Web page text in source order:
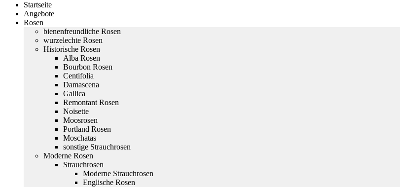
Startseite
Angebote
Rosen
bienenfreundliche Rosen
wurzelechte Rosen
Historische Rosen
Alba Rosen
Bourbon Rosen
Centifolia
Damascena
Gallica
Remontant Rosen
Noisette
Moosrosen
Portland Rosen
Moschatas
sonstige Strauchrosen
Moderne Rosen
Strauchrosen
Moderne Strauchrosen
Englische Rosen